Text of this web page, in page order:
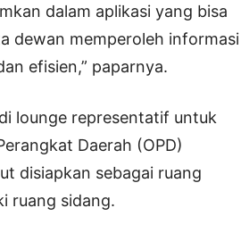
dalam aplikasi yang bisa
dewan memperoleh informasi
efisien,” paparnya.
lounge representatif untuk
Daerah (OPD)
disiapkan sebagai ruang
ruang sidang.